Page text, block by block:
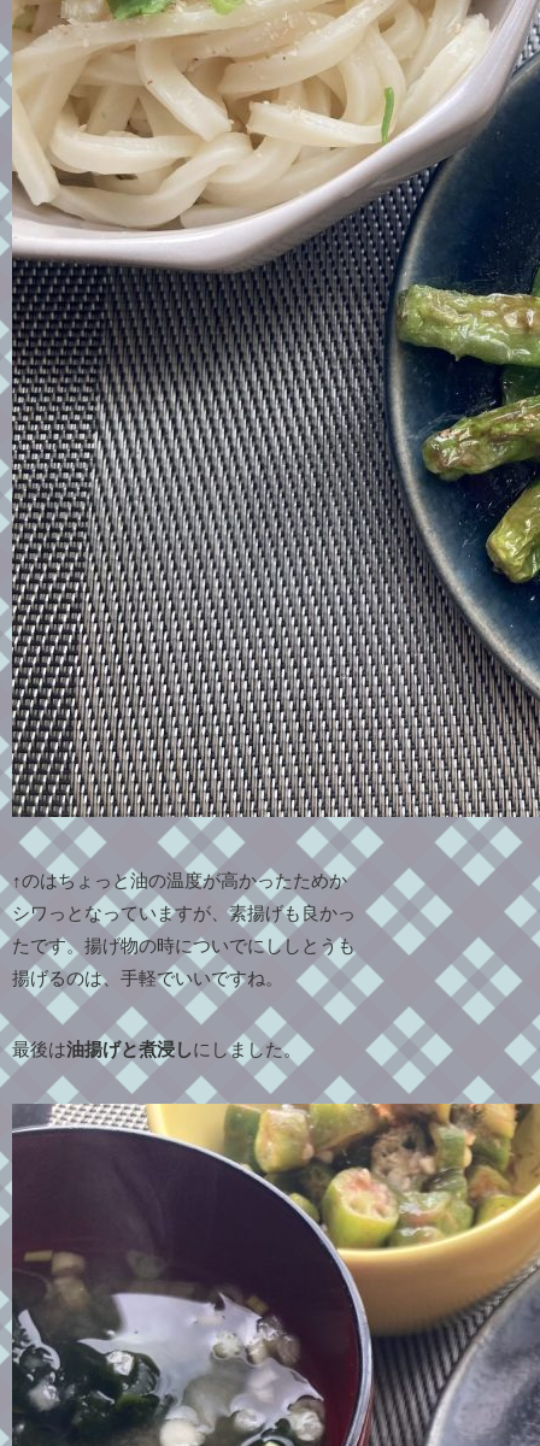
↑のはちょっと油の温度が高かったためか
シワっとなっていますが、素揚げも良かっ
たです。揚げ物の時についでにししとうも
揚げるのは、手軽でいいですね。
最後は油揚げと煮浸しにしました。